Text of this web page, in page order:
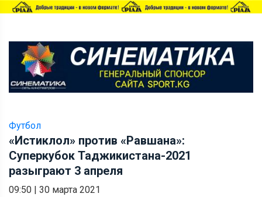
Футбол
«Истиклол» против «Равшана»:
Суперкубок Таджикистана-2021
разыграют 3 апреля
09:50 | 30 марта 2021